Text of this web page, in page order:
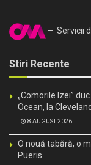
– Servicii
Stiri Recente
„Comorile Izei”
Ocean, la Cleveland
8 AUGUST 2026
O nouă tabără, o
Pueris